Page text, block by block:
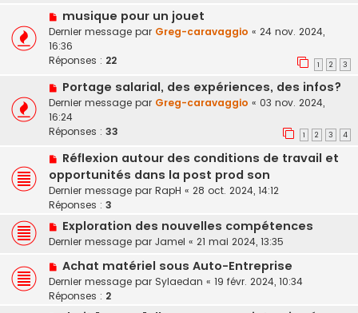
musique pour un jouet
Dernier message par Greg-caravaggio « 24 nov. 2024,
16:36
Réponses : 22 1 2 3
Portage salarial, des expériences, des infos?
Dernier message par Greg-caravaggio « 03 nov. 2024,
16:24
Réponses : 33 1 2 3 4
Réflexion autour des conditions de travail et
opportunités dans la post prod son
Dernier message par RapH « 28 oct. 2024, 14:12
Réponses : 3
Exploration des nouvelles compétences
Dernier message par Jamel « 21 mai 2024, 13:35
Achat matériel sous Auto-Entreprise
Dernier message par Sylaedan « 19 févr. 2024, 10:34
Réponses : 2